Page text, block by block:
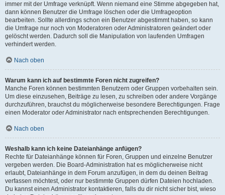
immer mit der Umfrage verknüpft. Wenn niemand eine Stimme abgegeben hat,
dann können Benutzer die Umfrage löschen oder die Umfrageoption
bearbeiten. Sollte allerdings schon ein Benutzer abgestimmt haben, so kann
die Umfrage nur noch von Moderatoren oder Administratoren geändert oder
gelöscht werden. Dadurch soll die Manipulation von laufenden Umfragen
verhindert werden.
Nach oben
Warum kann ich auf bestimmte Foren nicht zugreifen?
Manche Foren können bestimmten Benutzern oder Gruppen vorbehalten sein.
Um diese einzusehen, Beiträge zu lesen, zu schreiben oder andere Vorgänge
durchzuführen, brauchst du möglicherweise besondere Berechtigungen. Frage
einen Moderator oder Administrator nach entsprechenden Berechtigungen.
Nach oben
Weshalb kann ich keine Dateianhänge anfügen?
Rechte für Dateianhänge können für Foren, Gruppen und einzelne Benutzer
vergeben werden. Die Board-Administration hat es möglicherweise nicht
erlaubt, Dateianhänge in dem Forum anzufügen, in dem du deinen Beitrag
verfassen möchtest, oder nur bestimmte Gruppen dürfen Dateien hochladen.
Du kannst einen Administrator kontaktieren, falls du dir nicht sicher bist, wieso